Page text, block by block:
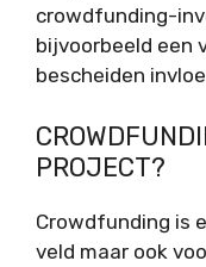
crowdfunding-
bijvoorbeeld een
bescheiden
PROJECT?
Crowdfunding is
veld maar ook